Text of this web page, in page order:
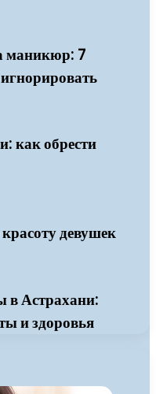
маникюр: 7
как обрести
девушек
в Астрахани:
и здоровья